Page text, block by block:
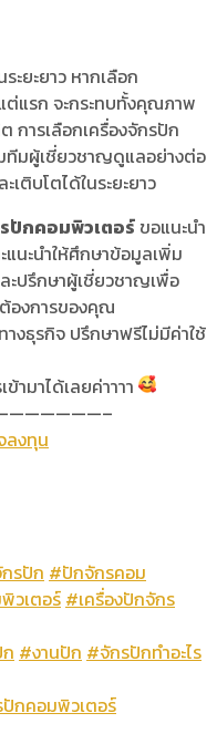
ะยะยาว หากเลือก
ต่แรก จะกระทบทั้งคุณภาพ
การเลือกเครื่องจักรปัก
ทีมผู้เชี่ยวชาญดูแลอย่างต่อ
เติบโตได้ในระยะยาว
ปักคอมพิวเตอร์ ขอแนะนำ
แนะนำให้ศึกษาข้อมูลเพิ่ม
ะปรึกษาผู้เชี่ยวชาญเพื่อ
องการของคุณ
งธุรกิจ ปรึกษาฟรีไม่มีค่าใช้
ามาได้เลยค่าาาา
ลงทุน
รปัก #ปักจักรคอม
วเตอร์ #เครื่องปักจักร
#งานปัก #จักรปักทำอะไร
ปักคอมพิวเตอร์